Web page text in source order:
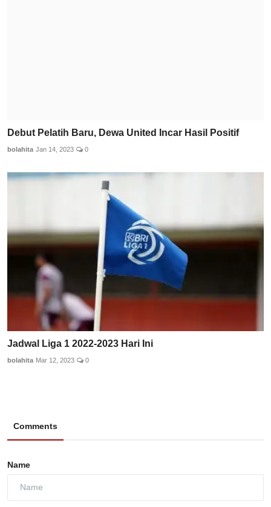
Debut Pelatih Baru, Dewa United Incar Hasil Positif
bolahita Jan 14, 2023 0
Jadwal Liga 1 2022-2023 Hari Ini
bolahita Mar 12, 2023 0
Comments
Name